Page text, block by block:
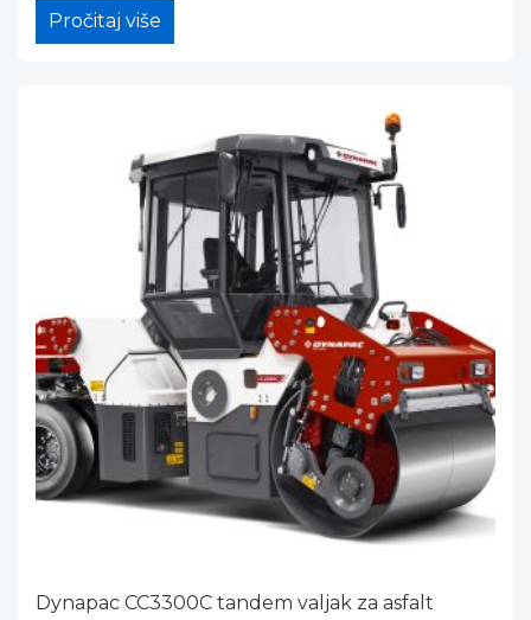
Pročitaj više
Dynapac CC3300C tandem valjak za asfalt